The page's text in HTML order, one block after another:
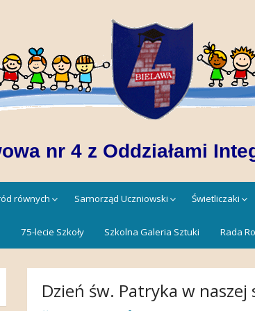
nr 4 z Oddziałami
równych Samorząd Uczniowski Świetliczaki
75-lecie Szkoły Szkolna Galeria Sztuki Rada
Dzień św. Patryka w naszej